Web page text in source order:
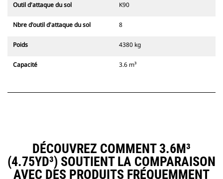
Outil d'attaque du sol K90
Nbre d'outil d'attaque du sol 8
Poids 4380 kg
Capacité 3.6 m³
DÉCOUVREZ COMMENT 3.6M³
(4.75YD³) SOUTIENT LA COMPARAISON
AVEC DES PRODUITS FRÉQUEMMENT